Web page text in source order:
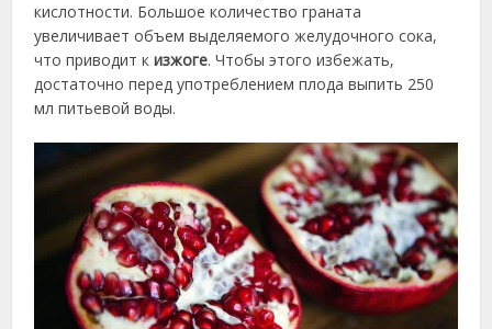
кислотности. Большое количество граната
увеличивает объем выделяемого желудочного сока,
что приводит кизжоге. Чтобы этого избежать,
достаточно перед употреблением плода выпить 250
мл питьевой воды.